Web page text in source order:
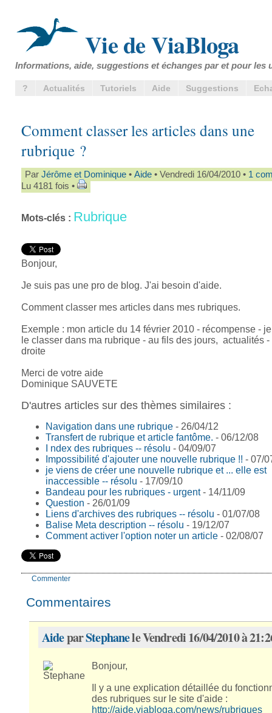
Vie de ViaBloga
Informations, aide, suggestions et échanges par et pour les
? Actualités Tutoriels Aide Suggestions
Comment classer les articles dans une
rubrique ?
Par Jérôme et Dominique • Aide • Vendredi 16/04/2010 • 1
Lu 4181 fois •
Mots-clés : Rubrique
Bonjour,
Je suis pas une pro de blog. J'ai besoin d'aide.
Comment classer mes articles dans mes rubriques.
Exemple : mon article du 14 février 2010 - récompense -
le classer dans ma rubrique - au fils des jours, actualités
droite
Merci de votre aide
Dominique SAUVETE
D'autres articles sur des thèmes similaires :
Navigation dans une rubrique - 26/04/12
Transfert de rubrique et article fantôme. - 06/12/08
I ndex des rubriques -- résolu - 04/09/07
Impossibilité d'ajouter une nouvelle rubrique !! - 07/
je viens de créer une nouvelle rubrique et ... elle est
inaccessible -- résolu - 17/09/10
Bandeau pour les rubriques - urgent- 14/11/09
Question - 26/01/09
Liens d'archives des rubriques -- résolu - 01/07/08
Balise Meta description -- résolu - 19/12/07
Comment activer l'option noter un article - 02/08/07
Commenter
Commentaires
AideparStephanele Vendredi 16/04/2010 à
Bonjour,
Il y a une explication détaillée du
des rubriques sur le site d'aide :
http://aide.viabloga.com/news/rubriques